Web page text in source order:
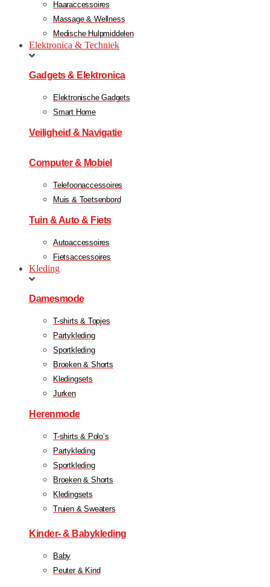
Haaraccessoires
Massage & Wellness
Medische Hulpmiddelen
Elektronica & Techniek
Gadgets & Elektronica
Elektronische Gadgets
Smart Home
Veiligheid & Navigatie
Computer & Mobiel
Telefoonaccessoires
Muis & Toetsenbord
Tuin & Auto & Fiets
Autoaccessoires
Fietsaccessoires
Kleding
Damesmode
T-shirts & Topjes
Partykleding
Sportkleding
Broeken & Shorts
Kledingsets
Jurken
Herenmode
T-shirts & Polo’s
Partykleding
Sportkleding
Broeken & Shorts
Kledingsets
Truien & Sweaters
Kinder- & Babykleding
Baby
Peuter & Kind